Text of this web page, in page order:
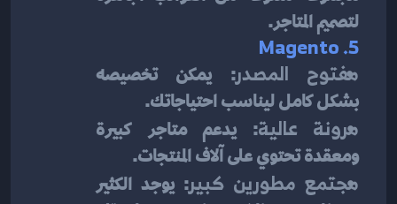
لتصميم المتاجر.
5. Magento
مفتوح المصدر : يمكن تخصيصه
بشكل كامل ليناسب احتياجاتك.
مرونة عالية
ومعقدة تحتوي على آلاف المنتجات.
مجتمع مطورين كبير : يوجد الكثير